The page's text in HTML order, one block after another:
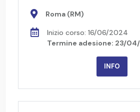
Roma (RM)
Inizio corso: 16/06/2024
Termine adesione: 23/
INFO